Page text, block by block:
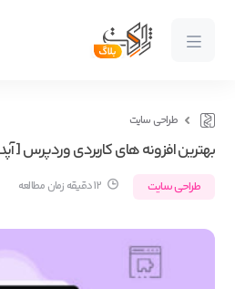
طراحی سایت
بهترین افزونه های کاربردی وردپرس [ آپدیت
طراحی سایت 12 دقیقه زمان مطالعه